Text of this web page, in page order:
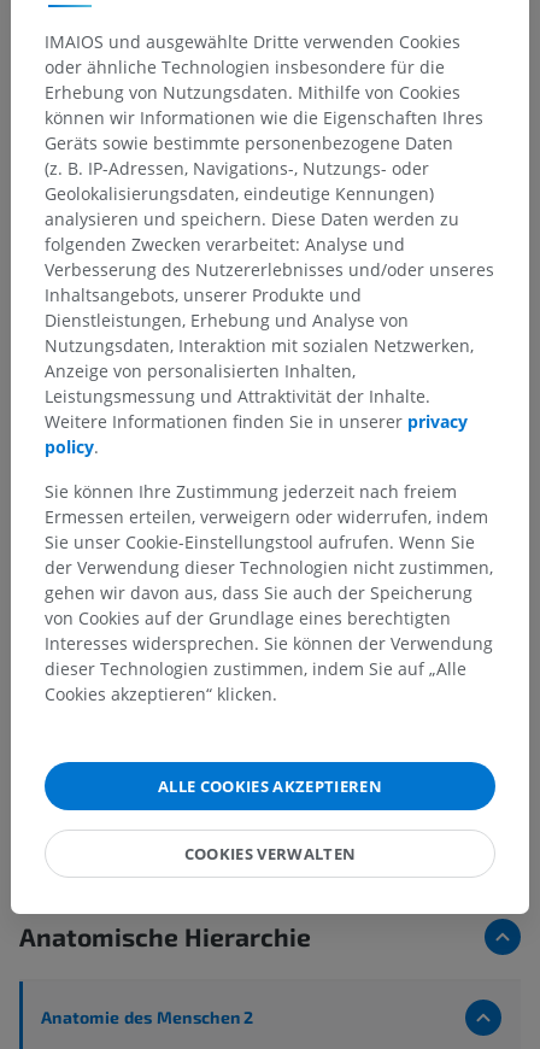
15 Bilder von 17
Anatomische Hierarchie
Anatomie des Menschen 2
IMAIOS und ausgewählte Dritte verwenden Cookies
oder ähnliche Technologien insbesondere für die
Erhebung von Nutzungsdaten. Mithilfe von Cookies
können wir Informationen wie die Eigenschaften Ihres
Geräts sowie bestimmte personenbezogene Daten
(z. B. IP-Adressen, Navigations-, Nutzungs- oder
Geolokalisierungsdaten, eindeutige Kennungen)
analysieren und speichern. Diese Daten werden zu
folgenden Zwecken verarbeitet: Analyse und
Verbesserung des Nutzererlebnisses und/oder unseres
Inhaltsangebots, unserer Produkte und
Dienstleistungen, Erhebung und Analyse von
Nutzungsdaten, Interaktion mit sozialen Netzwerken,
Anzeige von personalisierten Inhalten,
Leistungsmessung und Attraktivität der Inhalte.
Weitere Informationen finden Sie in unserer privacy
policy.
Sie können Ihre Zustimmung jederzeit nach freiem
Ermessen erteilen, verweigern oder widerrufen, indem
Sie unser Cookie-Einstellungstool aufrufen. Wenn Sie
der Verwendung dieser Technologien nicht zustimmen,
gehen wir davon aus, dass Sie auch der Speicherung
von Cookies auf der Grundlage eines berechtigten
Interesses widersprechen. Sie können der Verwendung
dieser Technologien zustimmen, indem Sie auf „Alle
Cookies akzeptieren“ klicken.
ALLE COOKIES AKZEPTIEREN
COOKIES VERWALTEN